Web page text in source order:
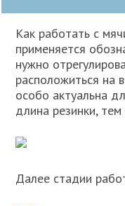
Как работать с
применяется
нужно
расположиться на
особо актуальна
длина резинки,
Далее стадии